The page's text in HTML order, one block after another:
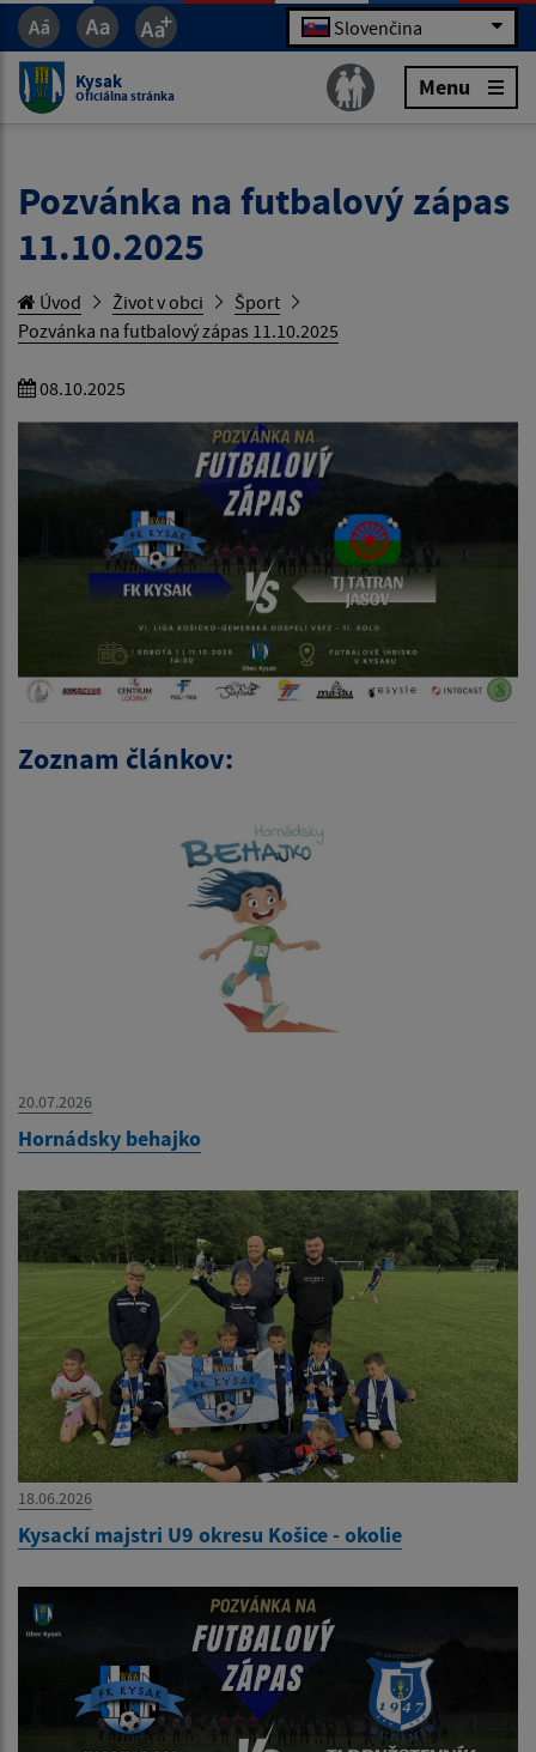
Slovenčina
Kysak
Oficiálna stránka Menu
Pozvánka na futbalový zápas
11.10.2025
Úvod Život v obci
Šport
Pozvánka na futbalový zápas 11.10.2025
08.10.2025
Zoznam článkov:
20.07.2026
Hornádsky behajko
18.06.2026
Kysackí majstri U9 okresu Košice - okolie